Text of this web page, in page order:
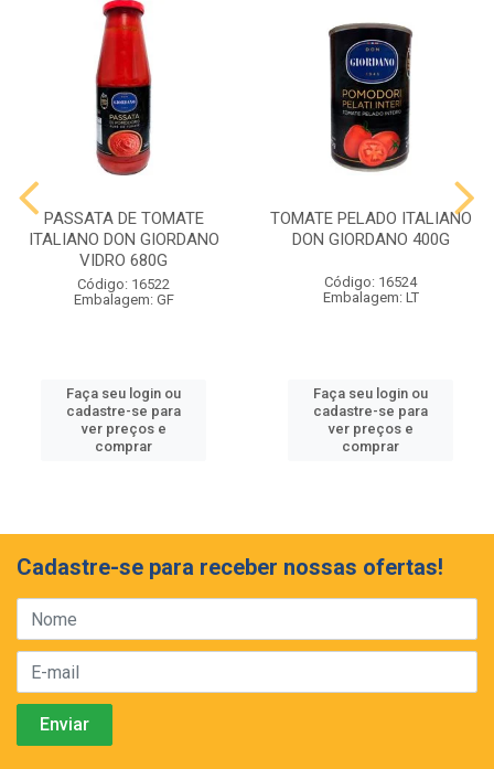
PASSATA DE TOMATE
ITALIANO DON GIORDANO
VIDRO 680G
Código: 16522
Embalagem: GF
Faça seu login ou
cadastre-se para
ver preços e
comprar
TOMATE PELADO ITALIANO
DON GIORDANO 400G
Código: 16524
Embalagem: LT
Faça seu login ou
cadastre-se para
ver preços e
comprar
Cadastre-se para receber nossas ofertas!